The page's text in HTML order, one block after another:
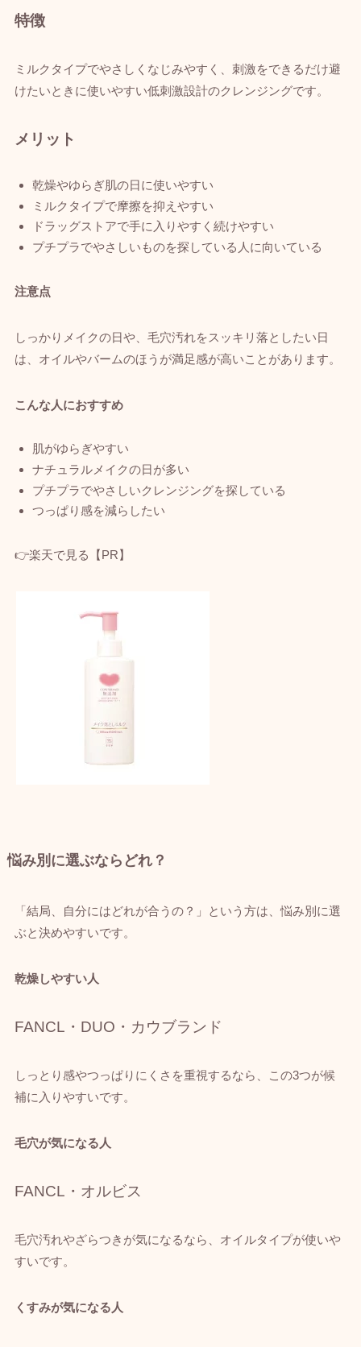
特徴
ミルクタイプでやさしくなじみやすく、刺激をできるだけ避
けたいときに使いやすい低刺激設計のクレンジングです。
メリット
乾燥やゆらぎ肌の日に使いやすい
ミルクタイプで摩擦を抑えやすい
ドラッグストアで手に入りやすく続けやすい
プチプラでやさしいものを探している人に向いている
注意点
しっかりメイクの日や、毛穴汚れをスッキリ落としたい日
は、オイルやバームのほうが満足感が高いことがあります。
こんな人におすすめ
肌がゆらぎやすい
ナチュラルメイクの日が多い
プチプラでやさしいクレンジングを探している
つっぱり感を減らしたい
👉楽天で見る【PR】
悩み別に選ぶならどれ？
「結局、自分にはどれが合うの？」という方は、悩み別に選
ぶと決めやすいです。
乾燥しやすい人
FANCL・DUO・カウブランド
しっとり感やつっぱりにくさを重視するなら、この3つが候
補に入りやすいです。
毛穴が気になる人
FANCL・オルビス
毛穴汚れやざらつきが気になるなら、オイルタイプが使いや
すいです。
くすみが気になる人